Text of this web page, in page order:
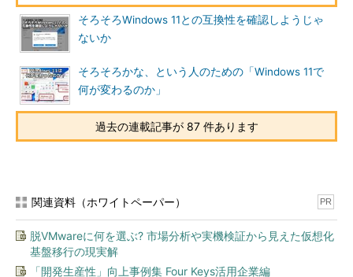
そろそろWindows 11との互換性を確認しようじゃ
ないか
そろそろかな、という人のための「Windows 11で
何が変わるのか」
過去の連載記事が 87 件あります
関連資料（ホワイトペーパー） PR
脱VMwareに何を選ぶ? 市場分析や実機検証から見えた仮想化
基盤移行の現実解
「開発生産性」向上事例集 Four Keys活用企業編